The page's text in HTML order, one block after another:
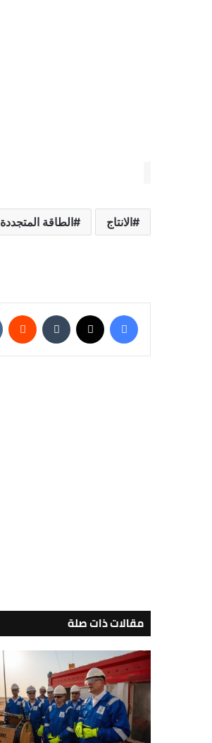
الانتاج الطاقة المتجددة
مقالات ذات صلة